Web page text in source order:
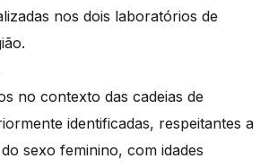
nos dois laboratórios de
no contexto das cadeias de
identificadas, respeitantes a
sexo feminino, com idades